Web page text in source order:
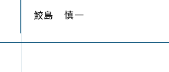
鮫島 慎一